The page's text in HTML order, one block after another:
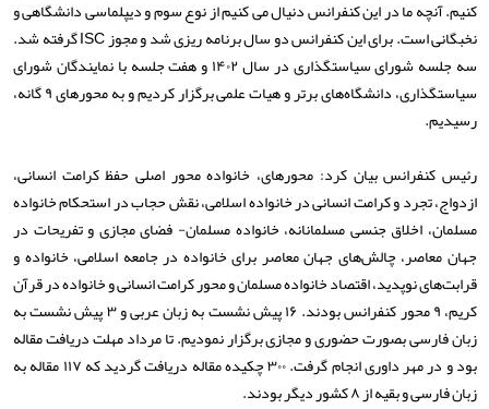
کنیم. آنچه ما در این کنفرانس دنیال می کنیم از نوع سوم و دیپلماسی دانشگاهی و
نخبگانی است. برای این کنفرانس دو سال برنامه ریزی شد و مجوز ISC گرفته شد.
سه جلسه شورای سیاستگذاری در سال ۱۴۰۲ و هفت جلسه با نمایندگان شورای
سیاستگذاری، دانشگاه‌های برتر و هیات علمی برگزار کردیم و به محورهای ۹ گانه،
رسیدیم.
رئیس کنفرانس بیان کرد: محورهای، خانواده محور اصلی حفظ کرامت انسانی،
ازدواج، تجرد و کرامت انسانی در خانواده اسلامی، نقش حجاب در استحکام خانواده
مسلمان، اخلاق جنسی مسلمانانه، خانواده مسلمان- فضای مجازی و تفریحات در
جهان معاصر، چالش‌های جهان معاصر برای خانواده در جامعه اسلامی، خانواده و
قرابت‌های نوپدید، اقتصاد خانواده مسلمان و محور کرامت انسانی و خانواده در قرآن
کریم، ۹ محور کنفرانس بودند. ۱۶ پیش نشست به زبان عربی و ۳ پیش نشست به
زبان فارسی بصورت حضوری و مجازی برگزار نمودیم. تا مرداد مهلت دریافت مقاله
بود و در مهر داوری انجام گرفت. ۳۰۰ چکیده مقاله دریافت گردید که ۱۱۷ مقاله به
زبان فارسی و بقیه از ۸ کشور دیگر بودند.